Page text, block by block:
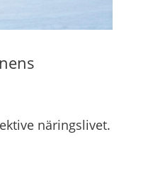
näringslivet.